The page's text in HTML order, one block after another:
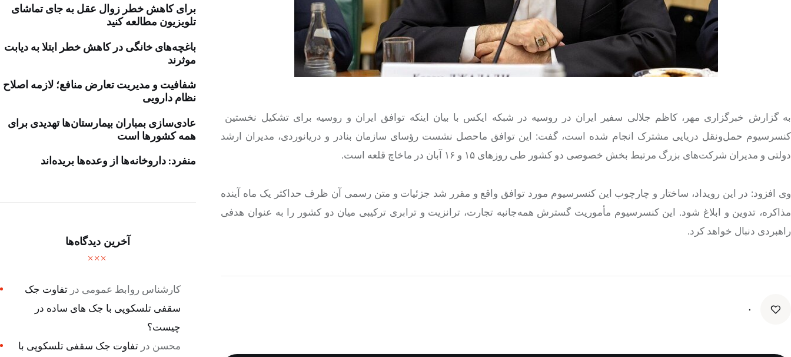
به گزارش خبرگزاری مهر، کاظم جلالی سفیر ایران در روسیه در شبکه ایکس با بیان اینکه توافق ⁧ایران⁩ و ⁧روسیه⁩ برای تشکیل نخستین ⁧
کنسرسیوم⁩ حمل‌ونقل دریایی مشترک انجام شده است، گفت: این توافق ماحصل نشست رؤسای سازمان بنادر و دریانوردی، مدیران ارشد
دولتی و مدیران شرکت‌های بزرگ مرتبط بخش خصوصی دو کشور طی روزهای ۱۵ و ۱۶ آبان در
ماخاچ قلعه است.
وی افزود: در این رویداد، ساختار و چارچوب این کنسرسیوم مورد توافق واقع و مقرر شد جزئیات و متن رسمی آن ظرف حداکثر یک ماه آینده
مذاکره، تدوین و ابلاغ شود. این کنسرسیوم مأموریت گسترش همه‌جانبه تجارت، ترانزیت و ترابری ترکیبی میان دو کشور را به عنوان هدفی
راهبردی دنبال خواهد کرد.
۰
برای کاهش خطر زوال عقل به جای تماشای
تلویزیون مطالعه کنید
باغچه‌های خانگی در کاهش خطر ابتلا به دیابت
موثرند
شفافیت و مدیریت تعارض منافع؛ لازمه اصلاح
نظام دارویی
عادی‌سازی بمباران بیمارستان‌ها تهدیدی برای
همه کشورها است
منفرد: داروخانه‌ها از وعده‌ها بریده‌اند
آخرین دیدگاه‌ها
کارشناس روابط عمومی در تفاوت جک
سقفی تلسکوپی با جک های ساده در
چیست؟
محسن در تفاوت جک سقفی تلسکوپی با